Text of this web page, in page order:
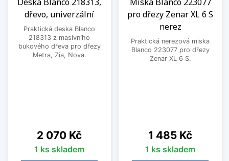
dřevo, univerzální
Praktická deska Blanco
218313 z masivního
bukového dřeva pro dřezy
Metra, Zia, Nova.
Cena
2 070 Kč
1 ks skladem
pro dřezy Zenar XL 6 S
nerez
Praktická nerezová miska
Blanco 223077 pro dřezy
Zenar XL 6 S.
Cena
1 485 Kč
1 ks skladem